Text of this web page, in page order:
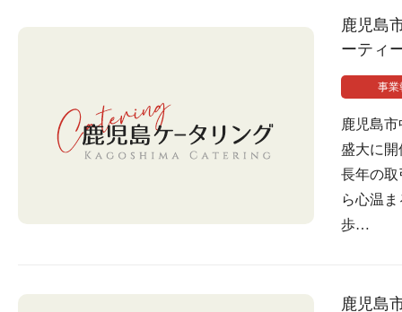
鹿児島
ーティ
事業
鹿児島
盛大に
長年の取
ら心温
歩…
鹿児島